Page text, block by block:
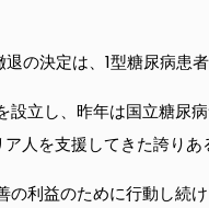
の決定は、1型糖尿病患
立し、昨年は国立糖尿
人を支援してきた誇りあ
利益のために行動し続け